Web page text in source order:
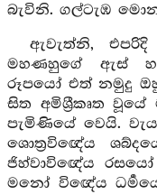
බැවිනි. ගල්ටැඹ
ඇවැත්නි,
මහණහුගේ ඇස්
රූපයෝ එත් නමුදු
සිත අමිශ්‍රීකෘත
පැමිණියේ වෙයි.
ශොත්‍රවිඥේය
ජිහ්වාවිඥේය
මනෝ විඥේය